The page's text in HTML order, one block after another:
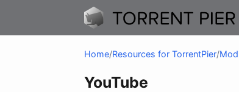
Home/Resources for TorrentPier/
YouTube